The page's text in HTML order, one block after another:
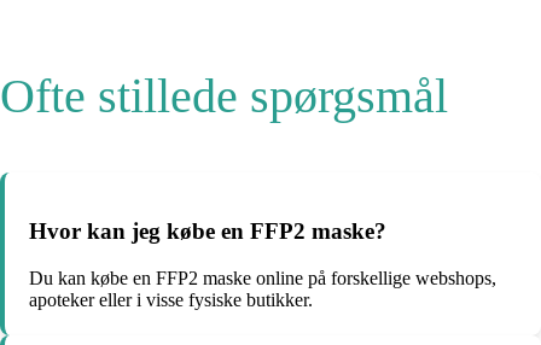
Ofte stillede spørgsmål
Hvor kan jeg købe en FFP2 maske?
Du kan købe en FFP2 maske online på forskellige webshops,
apoteker eller i visse fysiske butikker.